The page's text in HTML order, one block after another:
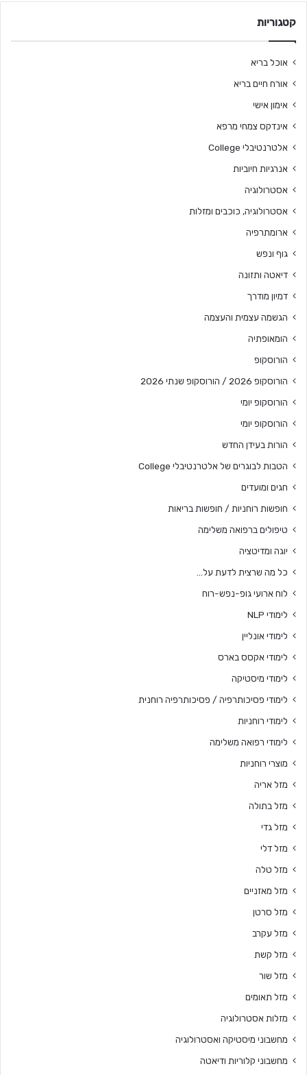
קטגוריות
אוכל בריא
אורח חיים בריא
אימון אישי
אינדקס צמחי מרפא
אלטרנטיבלי College
אנרגיות חיוביות
אסטרולוגיה
אסטרולוגיה, כוכבים ומזלות
ארומתרפיה
גוף ונפש
דיאטה ותזונה
דמיון מודרך
הגשמה עצמית והעצמה
הומאופתיה
הורוסקופ
הורוסקופ 2026 / הורוסקופ שנתי 2026
הורוסקופ יומי
הורוסקופ יומי
הורות בעידן החדש
הטבות לבוגרים של אלטרנטיבלי College
חגים ומועדים
חופשות רוחניות / חופשות בריאות
טיפולים ברפואה משלימה
יוגה ומדיטציה
כל מה שרצית לדעת על…
לוח ארועי גופ-נפש-רוח
לימודי NLP
לימודי אונליין
לימודי אקסס בארס
לימודי מיסטיקה
לימודי פסיכותרפיה / פסיכותרפיה רוחנית
לימודי רוחניות
לימודי רפואה משלימה
מוצרי רוחניות
מזל אריה
מזל בתולה
מזל גדי
מזל דלי
מזל טלה
מזל מאזניים
מזל סרטן
מזל עקרב
מזל קשת
מזל שור
מזל תאומים
מזלות אסטרולוגיה
מחשבוני מיסטיקה ואסטרולוגיה
מחשבוני קלוריות ודיאטה